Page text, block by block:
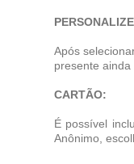
Após
presente ainda
CARTÃO:
É possível
Anônimo,